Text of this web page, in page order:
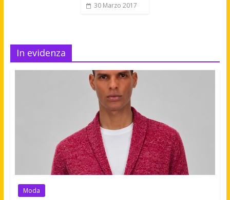
30 Marzo 2017
In evidenza
Moda